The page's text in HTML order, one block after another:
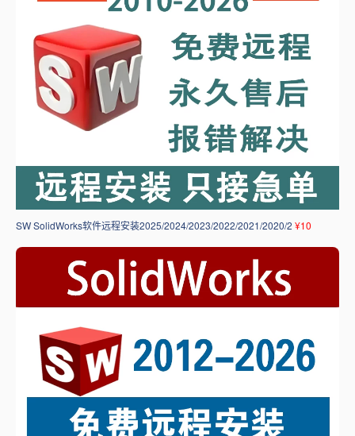
SW SolidWorks软件远程安装2025/2024/2023/2022/2021/2020/2 ¥10